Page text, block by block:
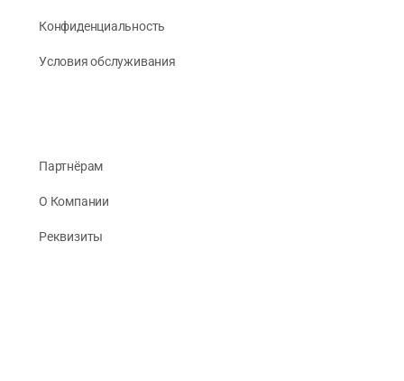
Конфиденциальность
Условия обслуживания
Партнёрам
О Компании
Реквизиты